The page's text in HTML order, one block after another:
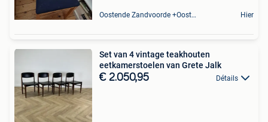
Oostende Zandvoorde +Oostende Hier
Set van 4 vintage teakhouten
eetkamerstoelen van Grete Jalk
€ 2.050,95 Détails